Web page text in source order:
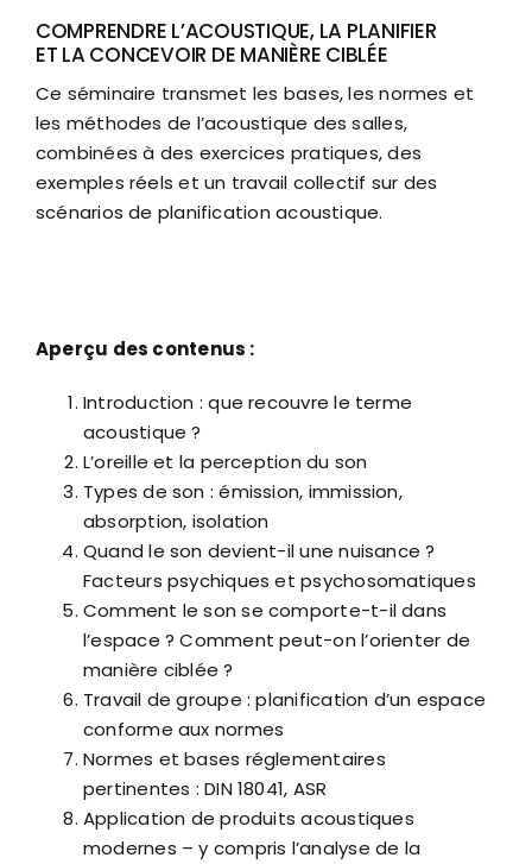
COMPRENDRE L’ACOUSTIQUE, LA PLANIFIER
ET LA CONCEVOIR DE MANIÈRE CIBLÉE
Ce séminaire transmet les bases, les normes et
les méthodes de l’acoustique des salles,
combinées à des exercices pratiques, des
exemples réels et un travail collectif sur des
scénarios de planification acoustique.
Aperçu des contenus :
Introduction : que recouvre le terme
acoustique ?
L’oreille et la perception du son
Types de son : émission, immission,
absorption, isolation
Quand le son devient-il une nuisance ?
Facteurs psychiques et psychosomatiques
Comment le son se comporte-t-il dans
l’espace ? Comment peut-on l’orienter de
manière ciblée ?
Travail de groupe : planification d’un espace
conforme aux normes
Normes et bases réglementaires
pertinentes : DIN 18041, ASR
Application de produits acoustiques
modernes – y compris l’analyse de la